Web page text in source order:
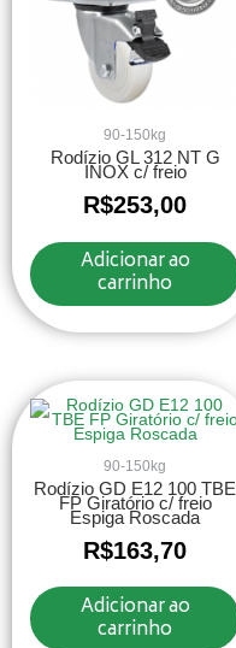
90-150kg
Rodízio GL 312 NT G
INOX c/ freio
R$253,00
Adicionar ao
carrinho
90-150kg
Rodízio GD E12 100 TBE
FP Giratório c/ freio
Espiga Roscada
R$163,70
Adicionar ao
carrinho